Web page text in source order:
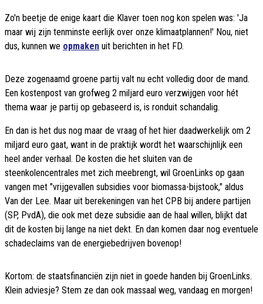
Zo'n beetje de enige kaart die Klaver toen nog kon spelen was: 'Ja
maar wij zijn tenminste eerlijk over onze klimaatplannen!' Nou, niet
dus, kunnen we opmaken uit berichten in het FD.
Deze zogenaamd groene partij valt nu echt volledig door de mand.
Een kostenpost van grofweg 2 miljard euro verzwijgen voor hét
thema waar je partij op gebaseerd is, is ronduit schandalig.
En dan is het dus nog maar de vraag of het hier daadwerkelijk om 2
miljard euro gaat, want in de praktijk wordt het waarschijnlijk een
heel ander verhaal. De kosten die het sluiten van de
steenkolencentrales met zich meebrengt, wil GroenLinks op gaan
vangen met "vrijgevallen subsidies voor biomassa-bijstook," aldus
Van der Lee. Maar uit berekeningen van het CPB bij andere partijen
(SP, PvdA), die ook met deze subsidie aan de haal willen, blijkt dat
dit de kosten bij lange na niet dekt. En dan komen daar nog eventuele
schadeclaims van de energiebedrijven bovenop!
Kortom: de staatsfinanciën zijn niet in goede handen bij GroenLinks.
Klein adviesje? Stem ze dan ook massaal weg, vandaag en morgen!